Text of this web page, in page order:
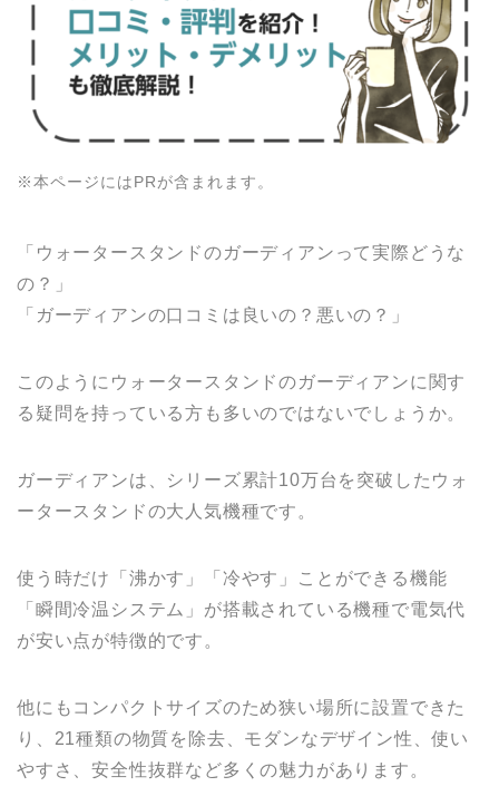
※本ページにはPRが含まれます。
「ウォータースタンドのガーディアンって実際どうな
の？」
「ガーディアンの口コミは良いの？悪いの？」
このようにウォータースタンドのガーディアンに関す
る疑問を持っている方も多いのではないでしょうか。
ガーディアンは、シリーズ累計10万台を突破したウォ
ータースタンドの大人気機種です。
使う時だけ「沸かす」「冷やす」ことができる機能
「瞬間冷温システム」が搭載されている機種で電気代
が安い点が特徴的です。
他にもコンパクトサイズのため狭い場所に設置できた
り、21種類の物質を除去、モダンなデザイン性、使い
やすさ、安全性抜群など多くの魅力があります。